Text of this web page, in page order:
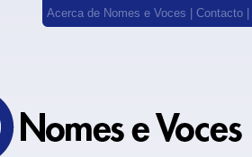
Acerca de Nomes e Voces Contacto